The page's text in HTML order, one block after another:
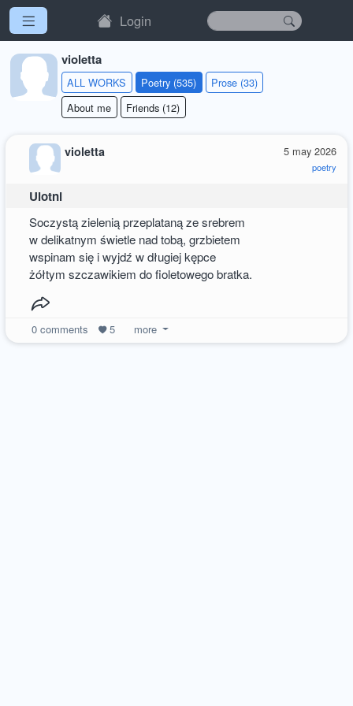
Login
violetta
ALL WORKS Poetry (535)
Prose (33)
About me
Friends (12)
5 may 2026
poetry
violetta
Ulotni
Soczystą zielenią przeplataną ze srebrem
w delikatnym świetle nad tobą, grzbietem
wspinam się i wyjdź w długiej kępce
żółtym szczawikiem do fioletowego bratka.
0comments 5 more